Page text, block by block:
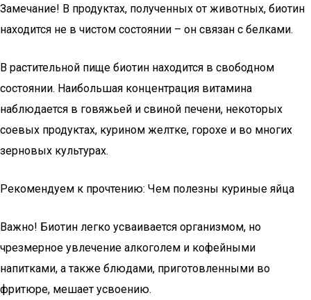
Замечание! В продуктах, полученных от животных, биотин
находится не в чистом состоянии – он связан с белками.
В растительной пище биотин находится в свободном
состоянии. Наибольшая концентрация витамина
наблюдается в говяжьей и свиной печени, некоторых
соевых продуктах, курином желтке, горохе и во многих
зерновых культурах.
Рекомендуем к прочтению: Чем полезны куриные яйца
Важно! Биотин легко усваивается организмом, но
чрезмерное увлечение алкоголем и кофейными
напитками, а также блюдами, приготовленными во
фритюре, мешает усвоению.